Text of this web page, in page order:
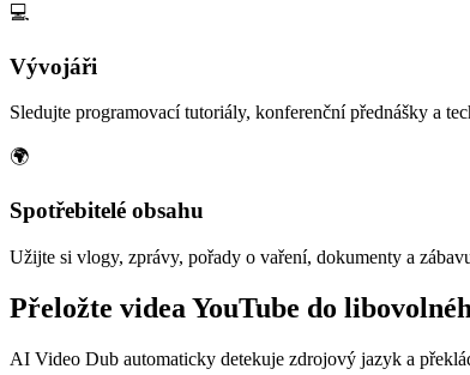
💻
Vývojáři
Sledujte programovací tutoriály, konferenční přednášky a
🌍
Spotřebitelé obsahu
Užijte si vlogy, zprávy, pořady o vaření, dokumenty a
Přeložte videa YouTube do
AI Video Dub automaticky detekuje zdrojový jazyk a